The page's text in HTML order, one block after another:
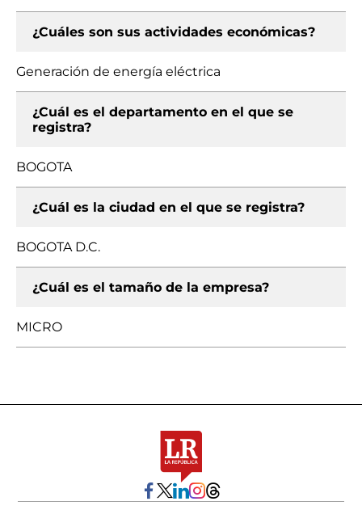
¿Cuáles son sus actividades económicas?
Generación de energía eléctrica
¿Cuál es el departamento en el que se
registra?
BOGOTA
¿Cuál es la ciudad en el que se registra?
BOGOTA D.C.
¿Cuál es el tamaño de la empresa?
MICRO